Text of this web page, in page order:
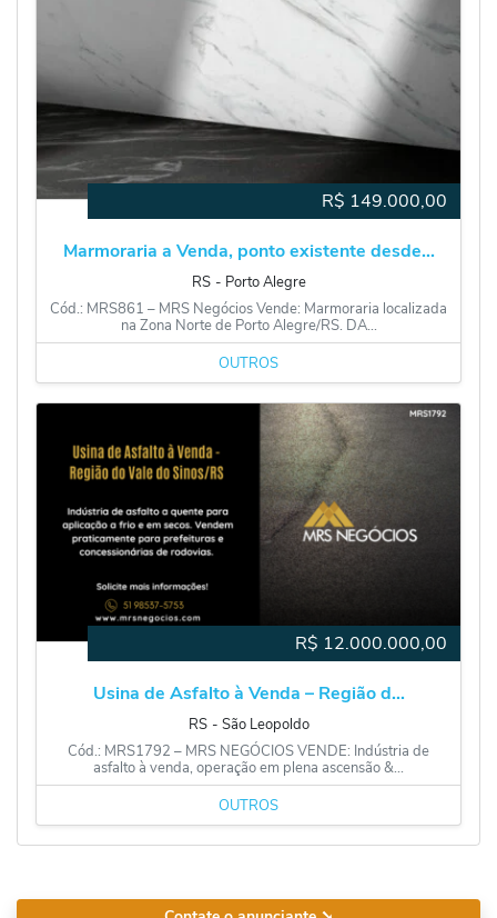
R$ 149.000,00
Marmoraria a Venda, ponto existente desde...
RS ‐ Porto Alegre
Cód.: MRS861 – MRS Negócios Vende: Marmoraria localizada
na Zona Norte de Porto Alegre/RS. DA...
OUTROS
R$ 12.000.000,00
Usina de Asfalto à Venda – Região d...
RS ‐ São Leopoldo
Cód.: MRS1792 – MRS NEGÓCIOS VENDE: Indústria de
asfalto à venda, operação em plena ascensão &...
OUTROS